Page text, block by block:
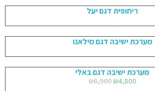
ריחופית דגם יעל
מערכת ישיבה דגם מילאנו
מערכת ישיבה דגם באלי
₪8,900 ₪4,800